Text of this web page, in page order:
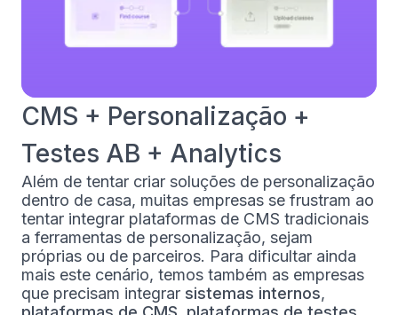
CMS + Personalização +
Testes AB + Analytics
Além de tentar criar soluções de personalização
dentro de casa, muitas empresas se frustram ao
tentar integrar plataformas de CMS tradicionais
a ferramentas de personalização, sejam
próprias ou de parceiros. Para dificultar ainda
mais este cenário, temos também as empresas
que precisam integrar sistemas internos,